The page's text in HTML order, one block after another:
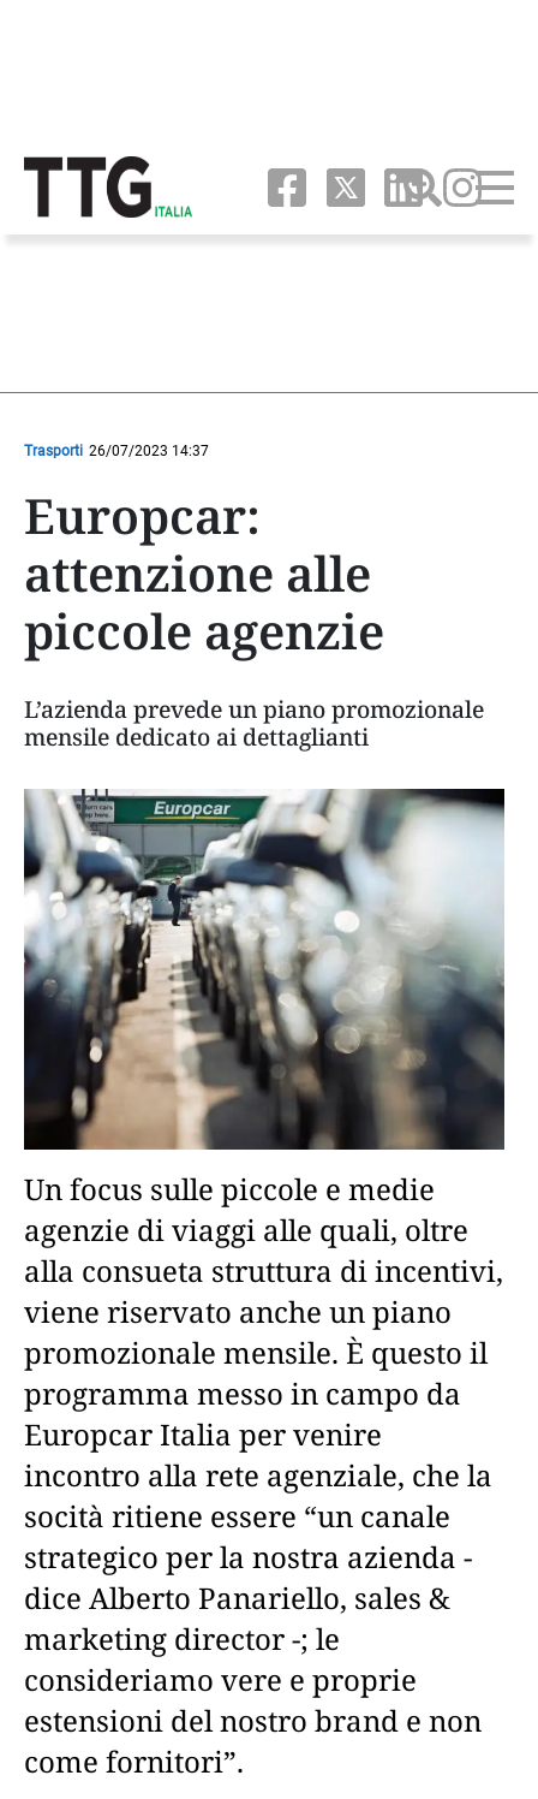
Trasporti 26/07/2023 14:37
Europcar:
attenzione alle
piccole agenzie
L’azienda prevede un piano promozionale
mensile dedicato ai dettaglianti
Un focus sulle piccole e medie
agenzie di viaggi alle quali, oltre
alla consueta struttura di incentivi,
viene riservato anche un piano
promozionale mensile. È questo il
programma messo in campo da
Europcar Italia per venire
incontro alla rete agenziale, che la
socità ritiene essere “un canale
strategico per la nostra azienda -
dice Alberto Panariello, sales &
marketing director -; le
consideriamo vere e proprie
estensioni del nostro brand e non
come fornitori”.